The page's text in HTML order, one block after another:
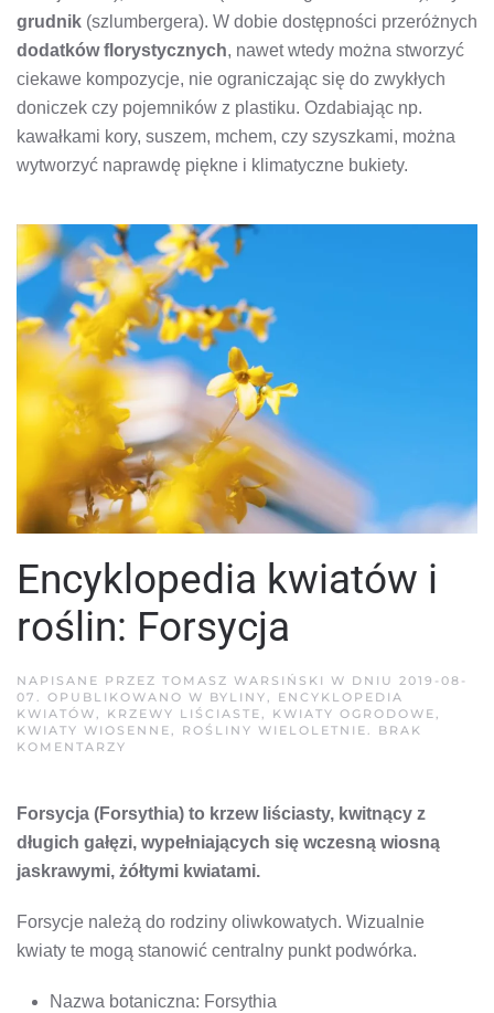
grudnik (szlumbergera). W dobie dostępności przeróżnych
dodatków florystycznych, nawet wtedy można stworzyć
ciekawe kompozycje, nie ograniczając się do zwykłych
doniczek czy pojemników z plastiku. Ozdabiając np.
kawałkami kory, suszem, mchem, czy szyszkami, można
wytworzyć naprawdę piękne i klimatyczne bukiety.
Encyklopedia kwiatów i
roślin: Forsycja
NAPISANE PRZEZ TOMASZ WARSIŃSKI W DNIU 2019-08-
07 . OPUBLIKOWANO W BYLINY, ENCYKLOPEDIA
KWIATÓW, KRZEWY LIŚCIASTE, KWIATY OGRODOWE,
KWIATY WIOSENNE, ROŚLINY WIELOLETNIE. BRAK
KOMENTARZY
ROŚLIN:
Forsycja (Forsythia) to krzew liściasty, kwitnący z
długich gałęzi, wypełniających się wczesną wiosną
jaskrawymi, żółtymi kwiatami.
Forsycje należą do rodziny oliwkowatych. Wizualnie
kwiaty te mogą stanowić centralny punkt podwórka.
Nazwa botaniczna: Forsythia